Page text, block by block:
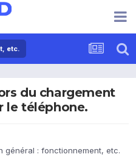
etc.
du chargement
le téléphone.
général : fonctionnement, etc.